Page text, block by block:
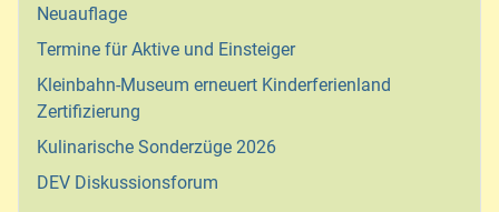
Neuauflage
Termine für Aktive und Einsteiger
Kleinbahn-Museum erneuert Kinderferienland
Zertifizierung
Kulinarische Sonderzüge 2026
DEV Diskussionsforum